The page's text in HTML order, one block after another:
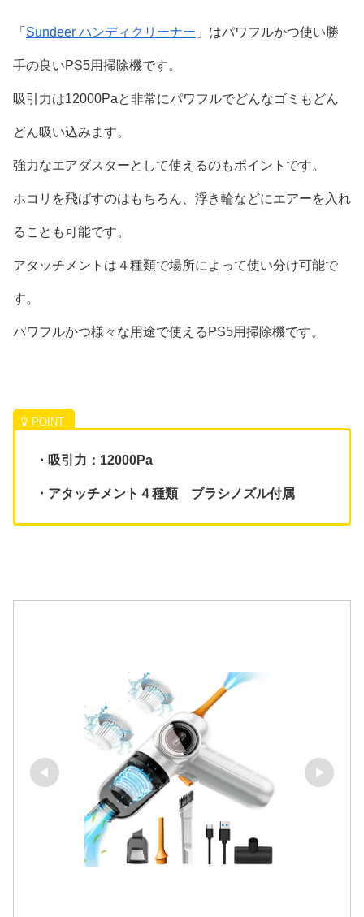
「 Sundeer ハンディクリーナー 」はパワフルかつ使い勝
手の良いPS5用掃除機です。
吸引力は12000Paと非常にパワフルでどんなゴミもどん
どん吸い込みます。
強力なエアダスターとして使えるのもポイントです。
ホコリを飛ばすのはもちろん、浮き輪などにエアーを入れ
ることも可能です。
アタッチメントは４種類で場所によって使い分け可能で
す。
パワフルかつ様々な用途で使えるPS5用掃除機です。
・吸引力：12000Pa
・アタッチメント４種類 ブラシノズル付属